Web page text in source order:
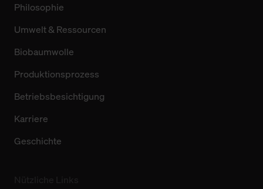
Philosophie
Umwelt & Ressourcen
Biobaumwolle
Produktionsprozess
Betriebsbesichtigung
Karriere
Geschichte